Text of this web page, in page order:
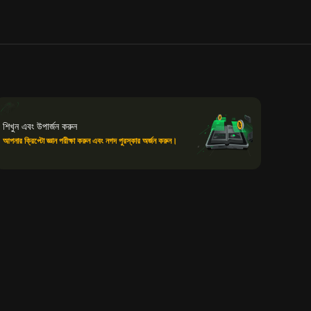
শিখুন এবং উপার্জন করুন
আপনার ক্রিপ্টো জ্ঞান পরীক্ষা করুন এবং নগদ পুরস্কার অর্জন করুন।